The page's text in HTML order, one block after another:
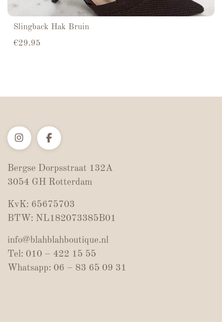
Slingback Hak Bruin
€29.95
Bergse Dorpsstraat 132A
3054 GH Rotterdam
KvK: 65675703
BTW: NL182073385B01
info@blahblahboutique.nl
Tel: 010 – 422 15 55
Whatsapp: 06 – 83 65 09 31